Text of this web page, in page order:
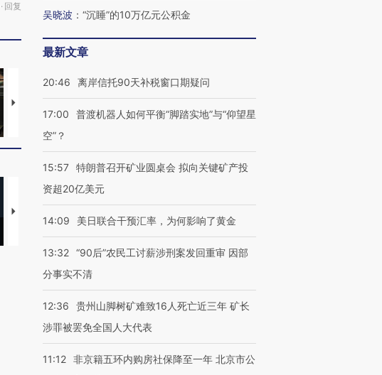
· 回复
马航飞行员跨国走私7万
粒摇头丸 尿检体内含3种
度Z世代 用街头抗争将教
机”？难民潮撕裂西班牙
【推广】走进第四届链博
会，让数智科技“链”接产
【特别呈现】寻找100种
有意思的生活方式·第三对
CFO：不靠规模取胜，华
住三大增长引擎是什么？
吴晓波 ： “沉睡”的10万亿元公积金
最新文章
20:46 离岸信托90天补税窗口期疑问
17:00
普渡机器人如何平衡“脚踏实地”与“仰望星
空”？
15:57 特朗普召开矿业圆桌会 拟向关键矿产投
资超20亿美元
14:09 美日联合干预汇率，为何影响了黄金
13:32 “90后”农民工讨薪涉刑案发回重审 因部
分事实不清
12:36
贵州山脚树矿难致16人死亡近三年 矿长
涉罪被罢免全国人大代表
11:12 非京籍五环内购房社保降至一年 北京市公